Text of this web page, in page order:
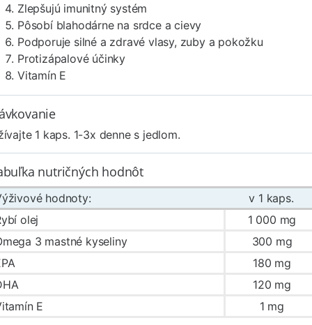
Zlepšujú imunitný systém
Pôsobí blahodárne na srdce a cievy
Podporuje silné a zdravé vlasy, zuby a pokožku
Protizápalové účinky
Vitamín E
1 kaps. 1-3x denne s jedlom.
nutričných hodnôt
hodnoty:
v 1 kaps.
olej
1 000 mg
3 mastné kyseliny
300 mg
180 mg
120 mg
E
1 mg